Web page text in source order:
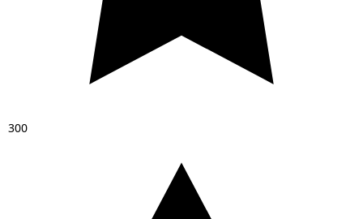
300